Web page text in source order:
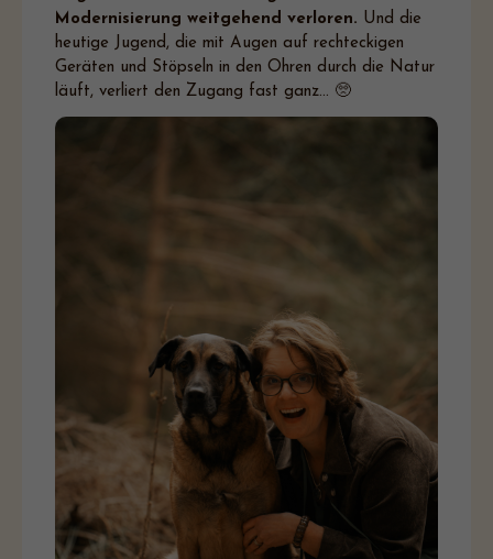
Modernisierung weitgehend verloren. Und die
heutige Jugend, die mit Augen auf rechteckigen
Geräten und Stöpseln in den Ohren durch die Natur
läuft, verliert den Zugang fast ganz... 🥺